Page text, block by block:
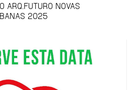
ARQ.FUTURO NOVAS
2025